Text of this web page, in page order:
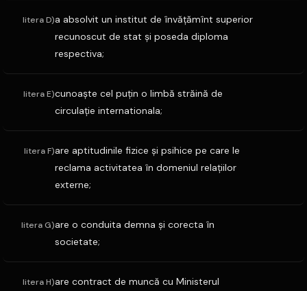
litera D)a absolvit un institut de învăţămînt superior
recunoscut de stat şi poseda diploma
respectiva;
litera E)cunoaşte cel puţin o limbă străină de
circulaţie internationala;
litera F)are aptitudinile fizice şi psihice pe care le
reclama activitatea în domeniul relaţiilor
externe;
litera G)are o conduita demna şi corecta în
societate;
litera H)are contract de muncă cu Ministerul